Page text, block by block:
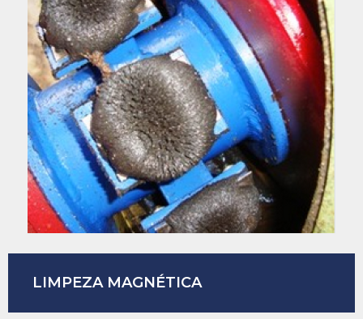
LIMPEZA MAGNÉTICA